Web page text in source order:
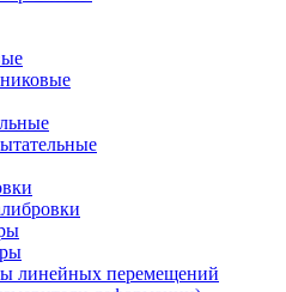
линейных перемещений